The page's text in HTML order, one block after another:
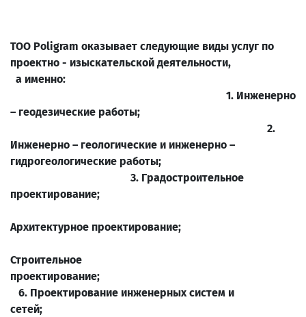
ТОО Poligram оказывает следующие виды услуг по
проектно - изыскательской деятельности,
а именно:
1. Инженерно
– геодезические работы;
2.
Инженерно – геологические и инженерно –
гидрогеологические работы;
3. Градостроительное
проектирование;
Архитектурное проектирование;
Строительное
6. Проектирование инженерных систем и
сетей;